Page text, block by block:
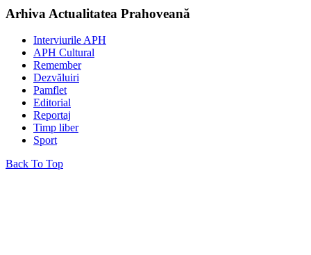
Arhiva Actualitatea Prahoveană
Interviurile APH
APH Cultural
Remember
Dezvăluiri
Pamflet
Editorial
Reportaj
Timp liber
Sport
Back To Top